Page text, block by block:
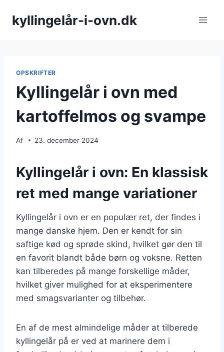
kyllingelår-i-ovn.dk
OPSKRIFTER
Kyllingelår i ovn med
kartoffelmos og svampe
Af 23. december 2024
Kyllingelår i ovn: En klassisk
ret med mange variationer
Kyllingelår i ovn er en populær ret, der findes i
mange danske hjem. Den er kendt for sin
saftige kød og sprøde skind, hvilket gør den til
en favorit blandt både børn og voksne. Retten
kan tilberedes på mange forskellige måder,
hvilket giver mulighed for at eksperimentere
med smagsvarianter og tilbehør.
En af de mest almindelige måder at tilberede
kyllingelår på er ved at marinere dem i